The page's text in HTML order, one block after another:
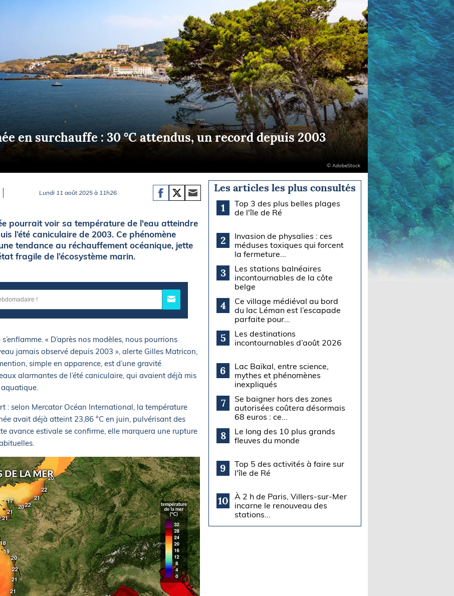
en surchauffe : 30 °C attendus, un record depuis 2003
© AdobeStock
Lundi 11 août 2025 à 11h26
pourrait voir sa température de l'eau atteindre
l’été caniculaire de 2003. Ce phénomène
tendance au réchauffement océanique, jette
fragile de l’écosystème marin.
« D’après nos modèles, nous pourrions
jamais observé depuis 2003 », alerte Gilles Matricon,
simple en apparence, est d’une gravité
alarmantes de l’été caniculaire, qui avaient déjà mis
aquatique.
: selon Mercator Océan International, la température
avait déjà atteint 23,86 °C en juin, pulvérisant des
avance estivale se confirme, elle marquera une rupture
Les articles les plus consultés
1
Top 3 des plus belles plages
de l'île de Ré
2
Invasion de physalies : ces
méduses toxiques qui forcent
la fermeture...
3
Les stations balnéaires
incontournables de la côte
belge
4
Ce village médiéval au bord
du lac Léman est l’escapade
parfaite pour...
5
Les destinations
incontournables d’août 2026
6
Lac Baïkal, entre science,
mythes et phénomènes
inexpliqués
7
Se baigner hors des zones
autorisées coûtera désormais
68 euros : ce...
8
Le long des 10 plus grands
fleuves du monde
9
Top 5 des activités à faire sur
l'île de Ré
10
À 2 h de Paris, Villers-sur-Mer
incarne le renouveau des
stations...